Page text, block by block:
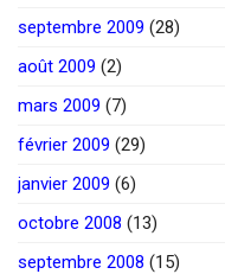
septembre 2009 (28)
août 2009 (2)
mars 2009 (7)
février 2009 (29)
janvier 2009 (6)
octobre 2008 (13)
septembre 2008 (15)